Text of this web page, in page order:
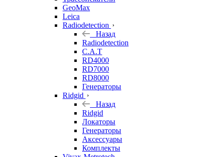
GeoMax
Leica
Radiodetection
Назад
Radiodetection
C.A.T
RD4000
RD7000
RD8000
Генераторы
Ridgid
Назад
Ridgid
Локаторы
Генераторы
Аксессуары
Комплекты